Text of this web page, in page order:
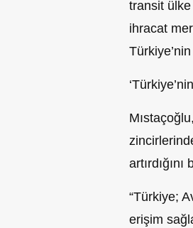
transit ülke
ihracat
artırdığını
“Türkiye;
erişim